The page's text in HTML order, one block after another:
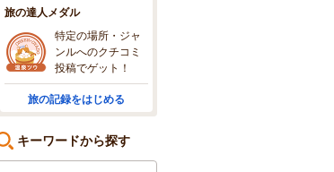
旅の達人メダル
特定の場所・ジャ
ンルへのクチコミ
投稿でゲット！
旅の記録をはじめる
キーワードから探す